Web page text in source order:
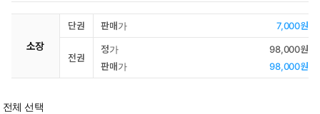
소장
단권 판매가 7,000원
전권
정가
98,000원
판매가
98,000원
전체 선택